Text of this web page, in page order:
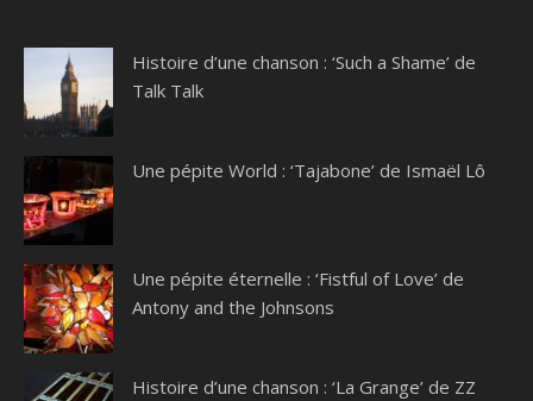
Histoire d’une chanson : ‘Such a Shame’ de
Talk Talk
Une pépite World : ‘Tajabone’ de Ismaël Lô
Une pépite éternelle : ‘Fistful of Love’ de
Antony and the Johnsons
Histoire d’une chanson : ‘La Grange’ de ZZ